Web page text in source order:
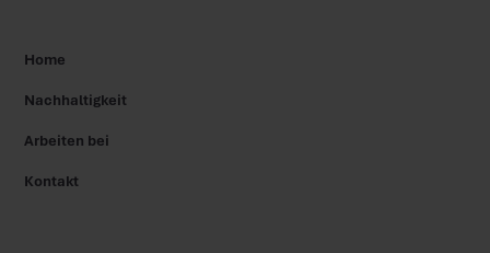
Home
Nachhaltigkeit
Arbeiten bei
Kontakt